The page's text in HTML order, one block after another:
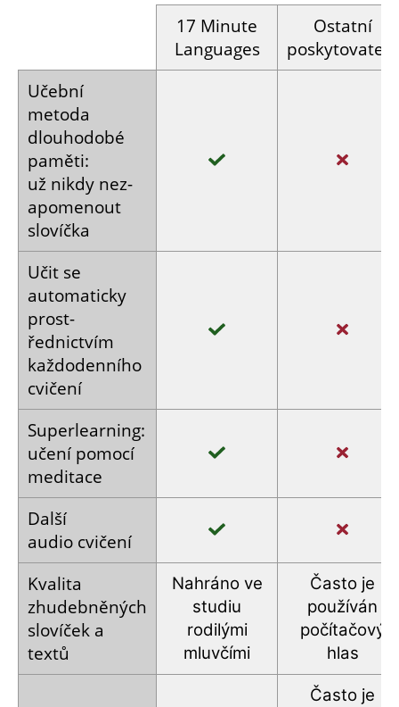
17 Minute
Languages
Ostatní
poskytovatelé
Učební
metoda
dlouhodobé
paměti:
už nikdy nez­
apomenout
slovíčka
Učit se
automaticky
prost­
řednictvím
každodenního
cvičení
Super­learning:
učení pomocí
meditace
Další
audio cvičení
Kvalita
zhudebněných
slovíček a
textů
Nahráno ve
studiu
rodilými
mluvčími
Často je
používán
počítačový
hlas
Často je